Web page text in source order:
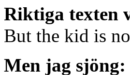
Riktiga texten
But the kid is
Men jag sjöng: